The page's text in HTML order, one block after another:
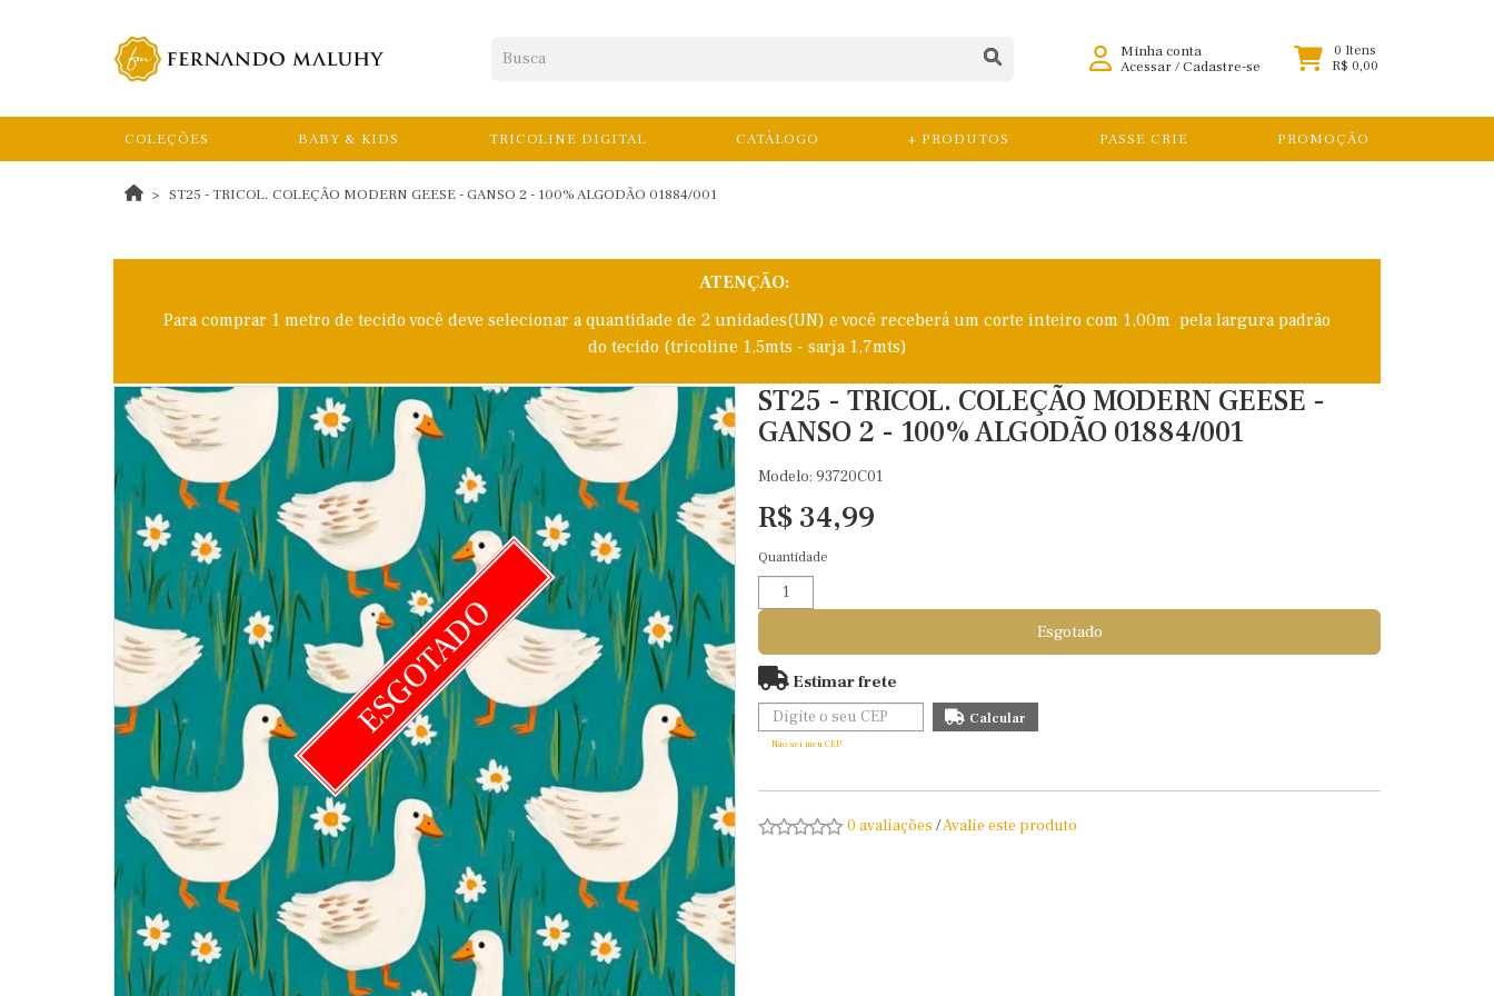
Minha conta
Acessar/Cadastre-se
0 Itens
R$ 0,00
COLEÇÕES BABY & KIDS TRICOLINE DIGITAL CATÁLOGO + PRODUTOS PASSE CRIE PROMOÇÃO
ST25 - TRICOL. COLEÇÃO MODERN GEESE - GANSO 2 - 100% ALGODÃO 01884/001
ATENÇÃO:
Para comprar 1 metro de tecido você deve selecionar a quantidade de 2 unidades(UN) e você receberá um corte inteiro com 1,00m pela largura padrão
do tecido (tricoline 1,5mts - sarja 1,7mts)
ESGOTADO
ST25 - TRICOL. COLEÇÃO MODERN GEESE -
GANSO 2 - 100% ALGODÃO 01884/001
Modelo: 93720C01
R$ 34,99
Quantidade
Esgotado
Estimar frete
Não sei meu CEP
0 avaliações /Avalie este produto